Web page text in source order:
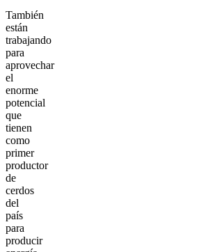
También
están
trabajando
para
aprovechar
el
enorme
potencial
que
tienen
como
primer
productor
de
cerdos
del
país
para
producir